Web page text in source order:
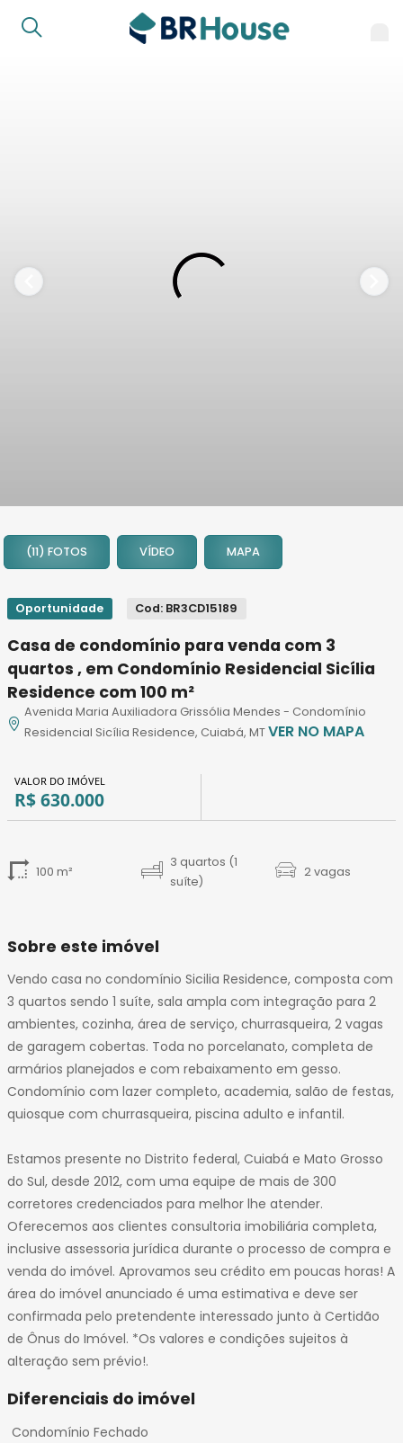
2
3
7
8
9
10
(11) FOTOS VÍDEO MAPA
Oportunidade Cod: BR3CD15189
Casa de condomínio para venda com 3
quartos , em Condomínio Residencial Sicília
Residence com 100 m²
Avenida Maria Auxiliadora Grissólia Mendes - Condomínio
Residencial Sicília Residence, Cuiabá, MTVER NO MAPA
VALOR DO IMÓVEL
R$ 630.000
100 m²
3 quartos (1
suíte)
2 vagas
Sobre este imóvel
Vendo casa no condomínio Sicilia Residence, composta com
3 quartos sendo 1 suíte, sala ampla com integração para 2
ambientes, cozinha, área de serviço, churrasqueira, 2 vagas
de garagem cobertas. Toda no porcelanato, completa de
armários planejados e com rebaixamento em gesso.
Condomínio com lazer completo, academia, salão de festas,
quiosque com churrasqueira, piscina adulto e infantil.
Estamos presente no Distrito federal, Cuiabá e Mato Grosso
do Sul, desde 2012, com uma equipe de mais de 300
corretores credenciados para melhor lhe atender.
Oferecemos aos clientes consultoria imobiliária completa,
inclusive assessoria jurídica durante o processo de compra e
venda do imóvel. Aprovamos seu crédito em poucas horas! A
área do imóvel anunciado é uma estimativa e deve ser
confirmada pelo pretendente interessado junto à Certidão
de Ônus do Imóvel. *Os valores e condições sujeitos à
alteração sem prévio!.
Diferenciais do imóvel
Condomínio Fechado